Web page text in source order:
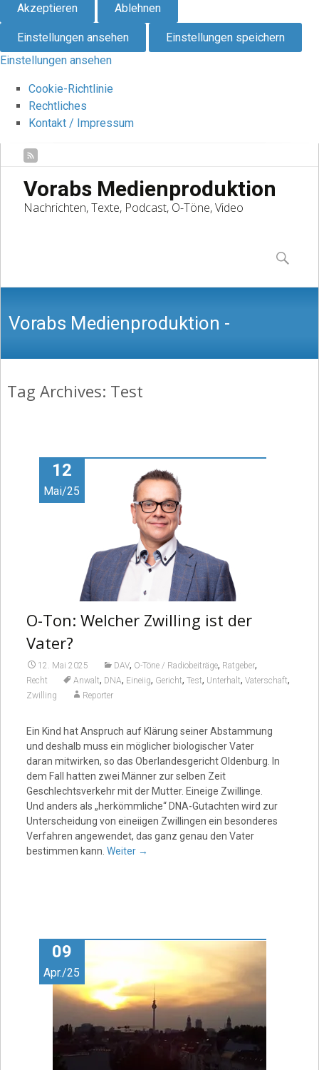
Akzeptieren Ablehnen
Einstellungen ansehen
Einstellungen speichern
Einstellungen ansehen
Cookie-Richtlinie
Rechtliches
Kontakt / Impressum
Vorabs Medienproduktion
Nachrichten, Texte, Podcast, O-Töne, Video
content
Suchen
nach:
Vorabs Medienproduktion -
Nachrichten, Texte, Podcast, O-Töne,
Video
Tag Archives: Test
12
Mai/25
O-Ton: Welcher Zwilling ist der
Vater?
12. Mai 2025 DAV, O-Töne / Radiobeiträge, Ratgeber,
Recht Anwalt, DNA, Eineiig, Gericht, Test, Unterhalt, Vaterschaft,
Zwilling Reporter
Ein Kind hat Anspruch auf Klärung seiner Abstammung
und deshalb muss ein möglicher biologischer Vater
daran mitwirken, so das Oberlandesgericht Oldenburg. In
dem Fall hatten zwei Männer zur selben Zeit
Geschlechtsverkehr mit der Mutter. Eineige Zwillinge.
Und anders als „herkömmliche“ DNA-Gutachten wird zur
Unterscheidung von eineiigen Zwillingen ein besonderes
Verfahren angewendet, das ganz genau den Vater
bestimmen kann. Weiter →
09
Apr./25